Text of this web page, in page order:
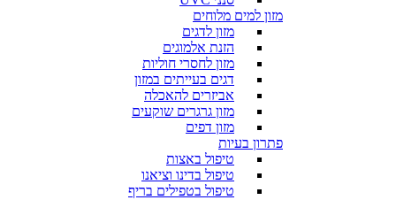
מזון למים מלוחים
מזון לדגים
הזנת אלמוגים
מזון לחסרי חוליות
דגים בעייתים במזון
אביזרים להאכלה
מזון גרגרים שוקעים
מזון דפים
פתרון בעיות
טיפול באצות
טיפול בדינו וציאנו
טיפול בטפילים בריף